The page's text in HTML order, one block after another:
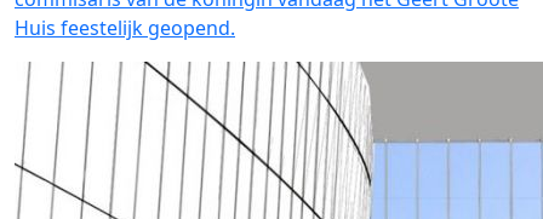
Huis feestelijk geopend.